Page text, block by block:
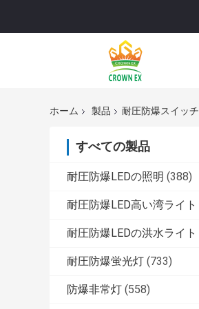
ホーム 製品 耐圧防爆スイッチ
すべての製品
耐圧防爆LEDの照明 (388)
耐圧防爆LED高い湾ライト
耐圧防爆LEDの洪水ライト
耐圧防爆蛍光灯 (733)
防爆非常灯 (558)